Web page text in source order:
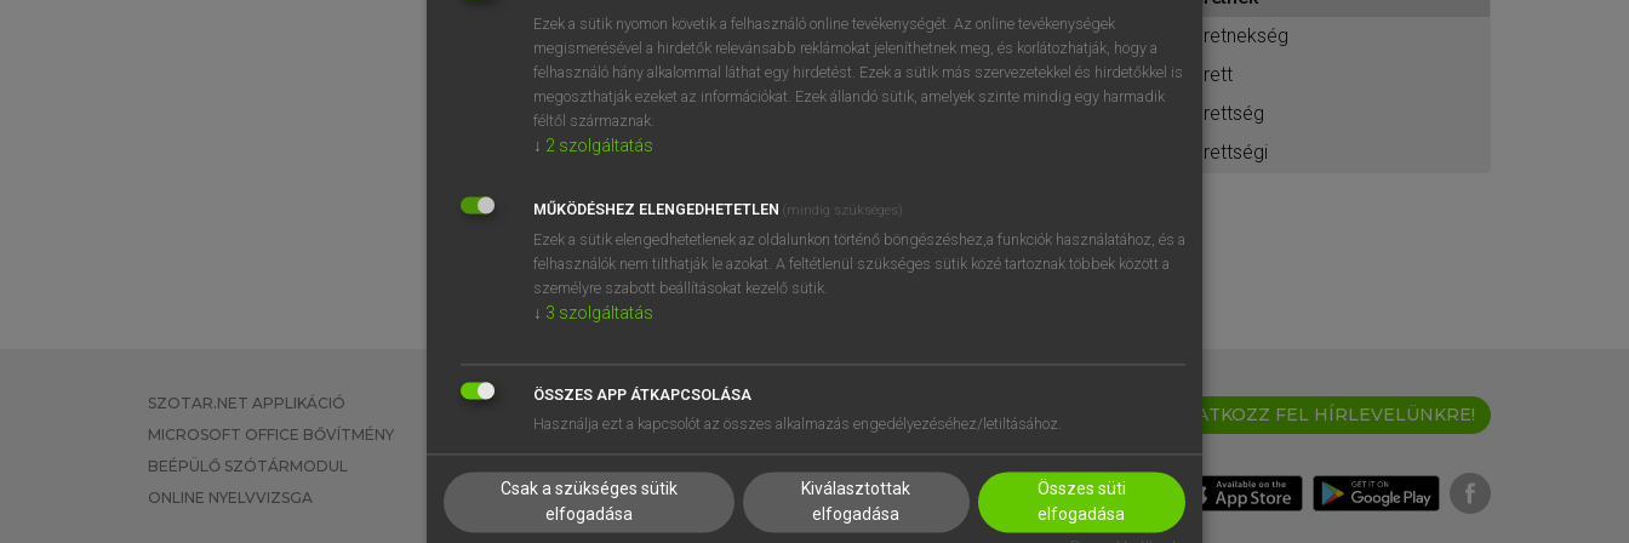
BELÉPÉS
próbaverziójának elindításához
regisztrálok ésbelépek.
REGISZTRÁCIÓ
eretnekség
érett
érettség
érettségi
SZOTAR.NET APPLIKÁCIÓ
MICROSOFT OFFICE BŐVÍTMÉNY
BEÉPÜLŐ SZÓTÁRMODUL
ONLINE NYELVVIZSGA
EGYÉNI FELHASZNÁLÓKNAK
TANULÓKNAK
VÁLLALATI MEGOLDÁSOK
SÚGÓ
RÓLUNK
SÜTI BEÁLLÍTÁSOK
IRATKOZZ FEL HÍRLEVELÜNKRE!
Ezek a sütik nyomon követik a felhasználó online tevékenységét. Az online tevékenységek
megismerésével a hirdetők relevánsabb reklámokat jeleníthetnek meg, és korlátozhatják, hogy a
felhasználó hány alkalommal láthat egy hirdetést. Ezek a sütik más szervezetekkel és hirdetőkkel is
megoszthatják ezeket az információkat. Ezek állandó sütik, amelyek szinte mindig egy harmadik
féltől származnak.
↓ 2 szolgáltatás
MŰKÖDÉSHEZ ELENGEDHETETLEN (mindig szükséges)
Ezek a sütik elengedhetetlenek az oldalunkon történő böngészéshez,a funkciók használatához, és a
felhasználók nem tilthatják le azokat. A feltétlenül szükséges sütik közé tartoznak többek között a
személyre szabott beállításokat kezelő sütik.
↓ 3 szolgáltatás
ÖSSZES APP ÁTKAPCSOLÁSA
Használja ezt a kapcsolót az összes alkalmazás engedélyezéséhez/letiltásához.
Csak a szükséges sütik
elfogadása
Kiválasztottak
elfogadása
Összes süti
elfogadása